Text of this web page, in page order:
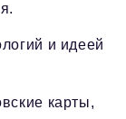
и идеей
карты,